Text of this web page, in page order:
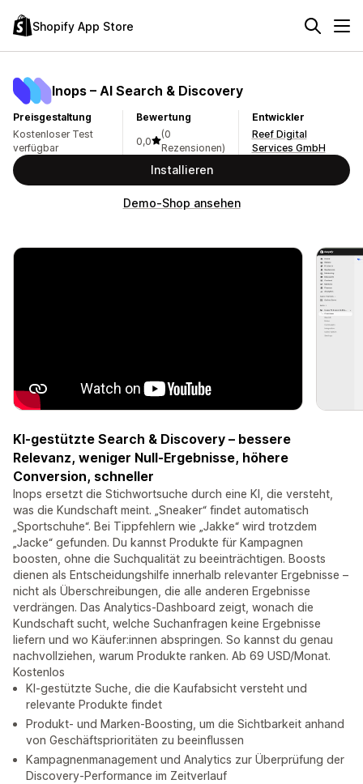
Shopify App Store
Inops – AI Search & Discovery
Preisgestaltung
Kostenloser Test
verfügbar
Bewertung
0,0
(0
Rezensionen)
Entwickler
Reef Digital
Services GmbH
Installieren
Demo-Shop ansehen
KI-gestützte Search & Discovery – bessere
Relevanz, weniger Null-Ergebnisse, höhere
Conversion, schneller
Inops ersetzt die Stichwortsuche durch eine KI, die versteht,
was die Kundschaft meint. „Sneaker“ findet automatisch
„Sportschuhe“. Bei Tippfehlern wie „Jakke“ wird trotzdem
„Jacke“ gefunden. Du kannst Produkte für Kampagnen
boosten, ohne die Suchqualität zu beeinträchtigen. Boosts
dienen als Entscheidungshilfe innerhalb relevanter Ergebnisse –
nicht als Überschreibungen, die alle anderen Ergebnisse
verdrängen. Das Analytics-Dashboard zeigt, wonach die
Kundschaft sucht, welche Suchanfragen keine Ergebnisse
liefern und wo Käufer:innen abspringen. So kannst du genau
nachvollziehen, warum Produkte ranken. Ab 69 USD/Monat.
Kostenlos
KI-gestützte Suche, die die Kaufabsicht versteht und
relevante Produkte findet
Produkt- und Marken-Boosting, um die Sichtbarkeit anhand
von Geschäftsprioritäten zu beeinflussen
Kampagnenmanagement und Analytics zur Überprüfung der
Discovery-Performance im Zeitverlauf